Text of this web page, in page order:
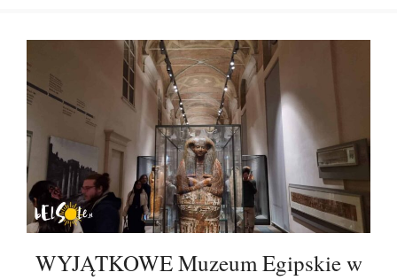
WYJĄTKOWE Muzeum Egipskie w